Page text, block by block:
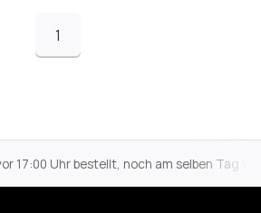
1
Uhr bestellt, noch am selben Tag